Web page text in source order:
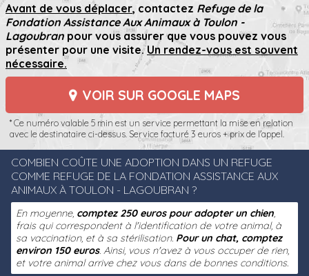
Avant de vous déplacer, contactez Refuge de la
Fondation Assistance Aux Animaux à Toulon -
Lagoubran pour vous assurer que vous pouvez vous
présenter pour une visite.Un rendez-vous est souvent
nécessaire.
VOIR SUR GOOGLE MAPS
* Ce numéro valable 5 min est un service permettant la mise en relation
avec le destinataire ci-dessus. Service facturé 3 euros + prix de l'appel.
COMBIEN COÛTE UNE ADOPTION DANS UN REFUGE
COMME REFUGE DE LA FONDATION ASSISTANCE AUX
ANIMAUX À TOULON - LAGOUBRAN ?
En moyenne, comptez 250 euros pour adopter un chien,
frais qui correspondent à l'identification de votre animal, à
sa vaccination, et à sa stérilisation. Pour un chat, comptez
environ 150 euros. Ainsi, vous n'avez à vous occuper de rien,
et votre animal arrive chez vous dans de bonnes conditions.